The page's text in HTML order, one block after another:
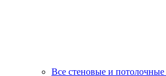
Все стеновые и потолочные